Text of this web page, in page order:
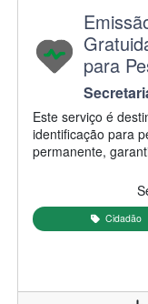
Nome
para
Descrição do
Este serviço é
identificação para
permanente,
legislação vigente. O atendimento é realizado mediante
análise da
para concessão do
Cidadão